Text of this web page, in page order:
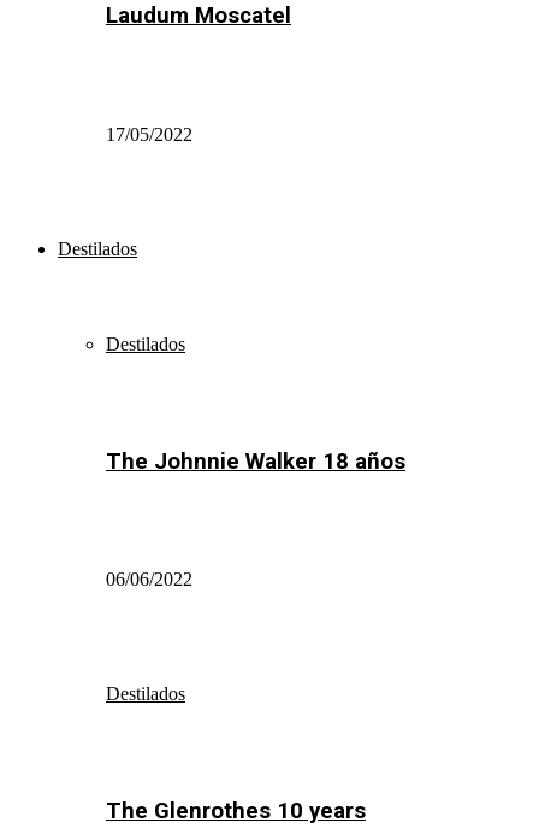
Laudum Moscatel
17/05/2022
Destilados
Destilados
The Johnnie Walker 18 años
06/06/2022
Destilados
The Glenrothes 10 years